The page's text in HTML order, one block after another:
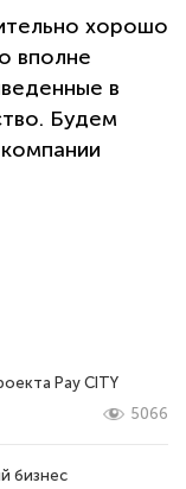
хорошо
вполне
в
Будем
Pay CITY
5066
бизнес